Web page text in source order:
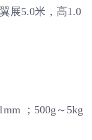
展5.0米，高1.0
；500g～5kg